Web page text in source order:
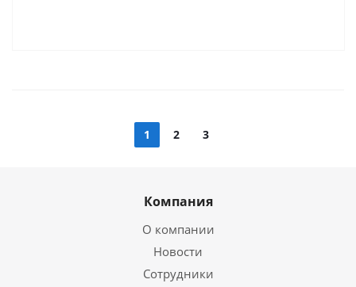
1 2 3
Компания
О компании
Новости
Сотрудники